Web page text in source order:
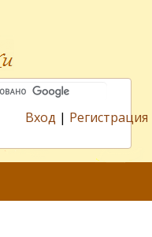
Вход | Регистрация